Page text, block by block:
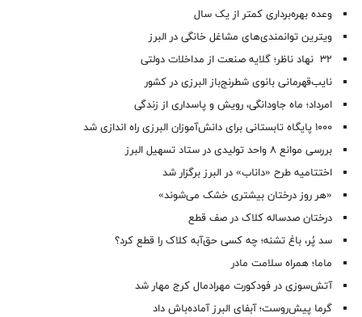
وعده بهره‌برداری کمتر از یک سال
ویترین توانمندی‌های مشاغل خانگی در البرز
۳۲ نهاد ناظر؛ گلایه صنعت از مداخلات دولتی
نایب‌قهرمانی بانوی شطرنج‌باز البرزی در کشور
امرداد؛ ماه جاودانگی، رویش و پاسداری از زندگی
۱۰۰۰ پایگاه تابستانی برای دانش‌آموزان البرزی راه اندازی شد
بررسی موانع ۸ واحد تولیدی در ستاد تسهیل البرز
اختتامیه طرح «داناب» در البرز برگزار شد
«هر روز درختان بیشتری خشک می‌شوند»
درختان صدساله کلاک در صف قطع
سد پُر، باغ تشنه؛ چه کسی حق‌آبه کلاک را قطع کرد؟
ماما؛ همراه سلامت مادر
آتش‌سوزی در فودکورت مهرادمال کرج مهار شد
گرما پیش‌روست؛ آبفای البرز آماده‌باش داد